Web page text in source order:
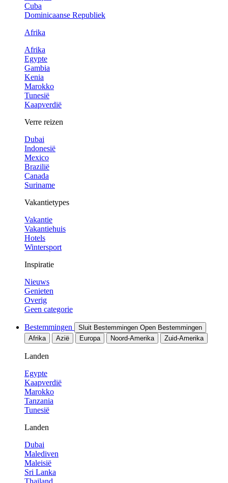
Cuba
Dominicaanse Republiek
Afrika
Afrika
Egypte
Gambia
Kenia
Marokko
Tunesië
Kaapverdië
Verre reizen
Dubai
Indonesië
Mexico
Brazilië
Canada
Suriname
Vakantietypes
Vakantie
Vakantiehuis
Hotels
Wintersport
Inspiratie
Nieuws
Genieten
Overig
Geen categorie
Bestemmingen Sluit Bestemmingen Open Bestemmingen
Afrika
Azië Europa Noord-Amerika Zuid-Amerika
Landen
Egypte
Kaapverdië
Marokko
Tanzania
Tunesië
Landen
Dubai
Malediven
Maleisië
Sri Lanka
Thailand